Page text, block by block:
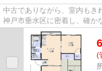
中古でありながら、室内もき
神戸市垂水区に密着し、確か
検討の際には、当社へお気軽...
(